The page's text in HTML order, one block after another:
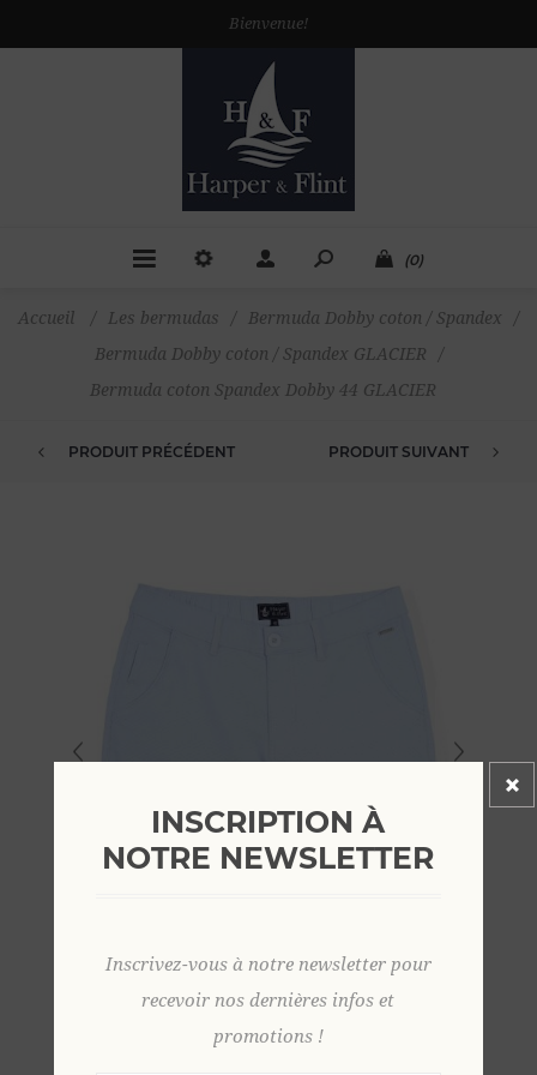
Bienvenue!
(0)
Accueil / Les bermudas / Bermuda Dobby coton / Spandex
/
Bermuda Dobby coton / Spandex GLACIER
/
Bermuda coton Spandex Dobby 44 GLACIER
PRODUIT PRÉCÉDENT PRODUIT SUIVANT
INSCRIPTION À
NOTRE NEWSLETTER
Inscrivez-vous à notre newsletter pour
recevoir nos dernières infos et
promotions !